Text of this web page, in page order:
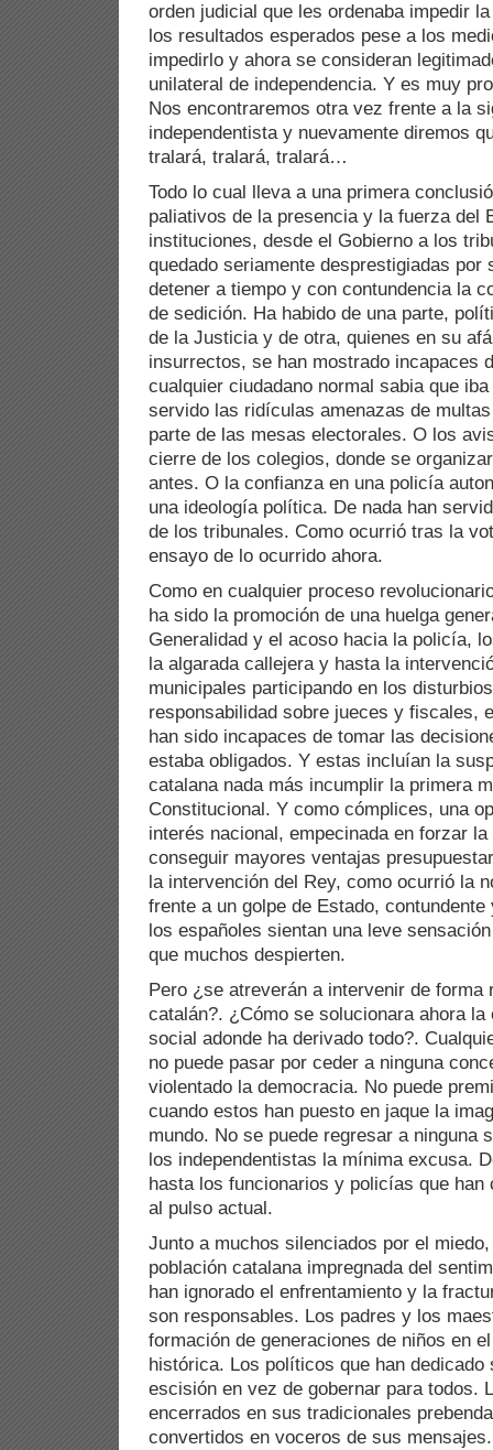
orden judicial que les ordenaba impedir
los resultados esperados pese a los
impedirlo y ahora se consideran
unilateral de independencia. Y es muy
Nos encontraremos otra vez frente a la
independentista y nuevamente diremos
tralará, tralará, tralará…
Todo lo cual lleva a una primera
paliativos de la presencia y la fuerza del
instituciones, desde el Gobierno a los
quedado seriamente desprestigiadas por
detener a tiempo y con contundencia la
de sedición. Ha habido de una parte,
de la Justicia y de otra, quienes en su
insurrectos, se han mostrado incapaces
cualquier ciudadano normal sabia que
servido las ridículas amenazas de
parte de las mesas electorales. O los
cierre de los colegios, donde se
antes. O la confianza en una policía
una ideología política. De nada han
de los tribunales. Como ocurrió tras la
ensayo de lo ocurrido ahora.
Como en cualquier proceso
ha sido la promoción de una huelga
Generalidad y el acoso hacia la policía,
la algarada callejera y hasta la
municipales participando en los
responsabilidad sobre jueces y fiscales,
han sido incapaces de tomar las
estaba obligados. Y estas incluían la
catalana nada más incumplir la primera
Constitucional. Y como cómplices, una
interés nacional, empecinada en forzar
conseguir mayores ventajas
la intervención del Rey, como ocurrió la
frente a un golpe de Estado,
los españoles sientan una leve
que muchos despierten.
Pero ¿se atreverán a intervenir de forma
catalán?. ¿Cómo se solucionara ahora
social adonde ha derivado todo?.
no puede pasar por ceder a ninguna
violentado la democracia. No puede
cuando estos han puesto en jaque la
mundo. No se puede regresar a ninguna
los independentistas la mínima excusa.
hasta los funcionarios y policías que han
al pulso actual.
Junto a muchos silenciados por el
población catalana impregnada del
han ignorado el enfrentamiento y la
son responsables. Los padres y los
formación de generaciones de niños en
histórica. Los políticos que han
escisión en vez de gobernar para todos.
encerrados en sus tradicionales
convertidos en voceros de sus